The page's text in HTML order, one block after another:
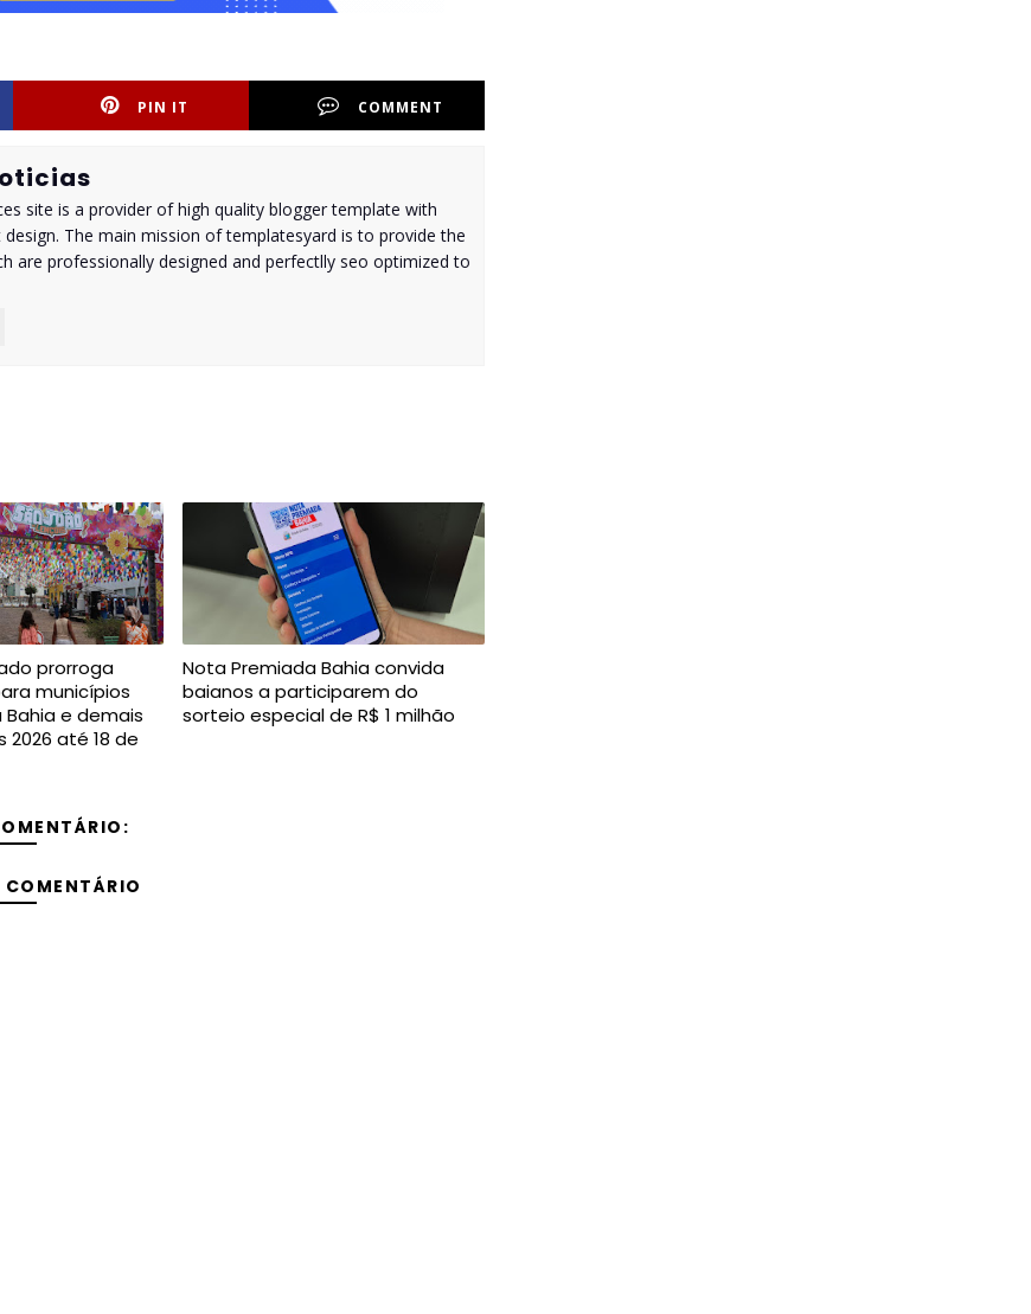
PIN IT COMMENT
site is a provider of high quality blogger template with
The main mission of templatesyard is to provide the
are professionally designed and perfectlly seo optimized to
prorroga
municípios
e demais
2026 até 18 de
Nota Premiada Bahia convida
baianos a participarem do
sorteio especial de R$ 1 milhão